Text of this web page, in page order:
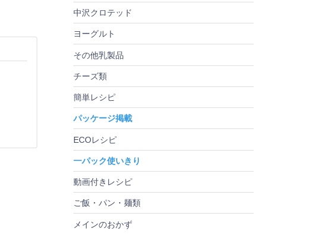
中沢クロテッド
ヨーグルト
その他乳製品
チーズ類
簡単レシピ
パッケージ掲載
ECOレシピ
一パック使いきり
動画付きレシピ
ご飯・パン・麺類
メインのおかず